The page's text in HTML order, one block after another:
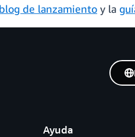
blog de lanzamiento y la
Ayuda